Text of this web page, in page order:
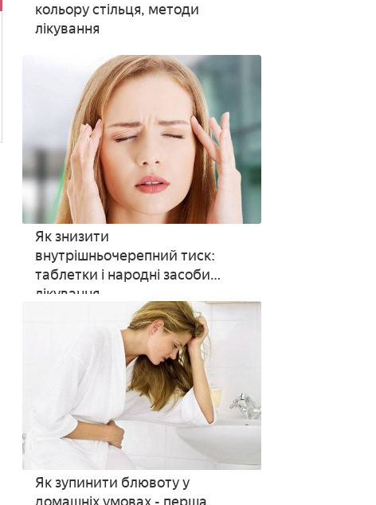
кольору стільця, методи
лікування
Як знизити
внутрішньочерепний тиск:
таблетки і народні засоби
лікування
Як зупинити блювоту у